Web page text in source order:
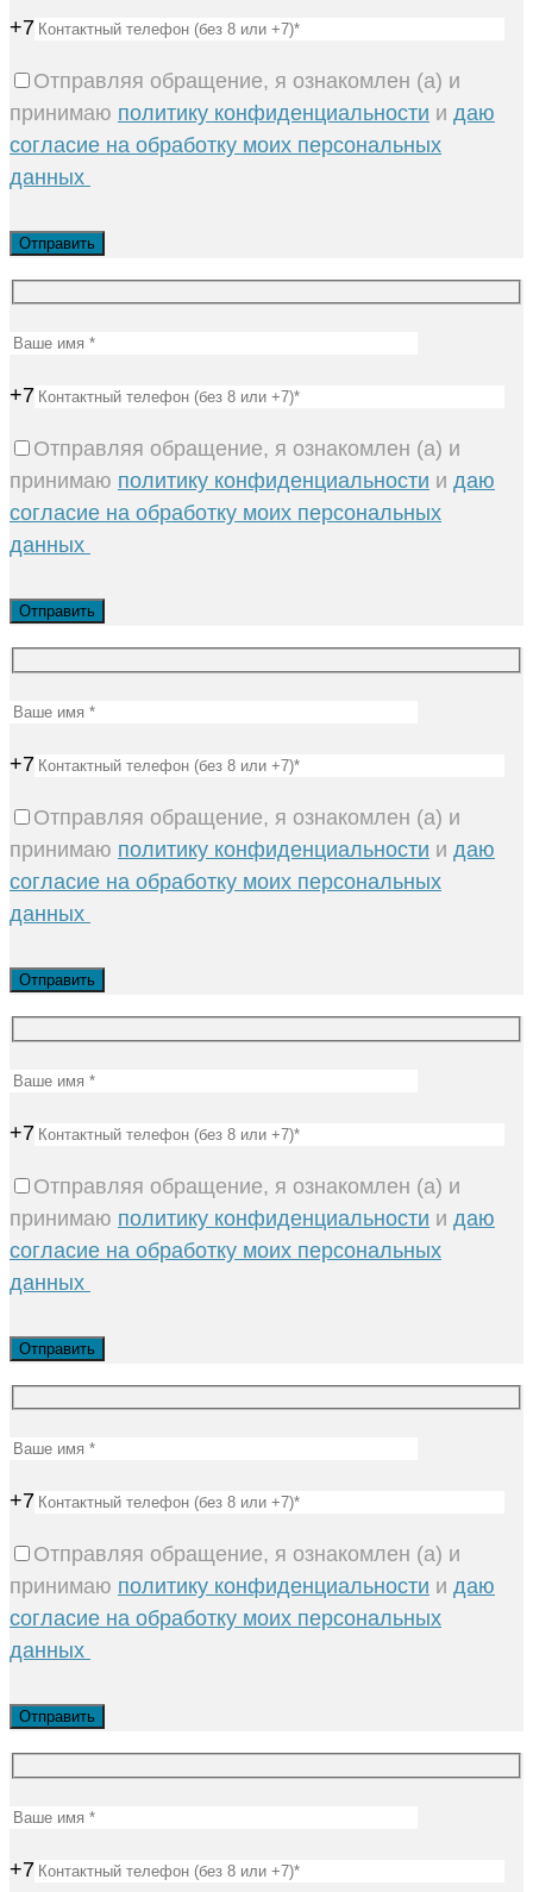
+7
Отправляя обращение, я ознакомлен (а) и
принимаю политику конфиденциальности и даю
согласие на обработку моих персональных
данных
+7
Отправляя обращение, я ознакомлен (а) и
принимаю политику конфиденциальности и даю
согласие на обработку моих персональных
данных
+7
Отправляя обращение, я ознакомлен (а) и
принимаю политику конфиденциальности и даю
согласие на обработку моих персональных
данных
+7
Отправляя обращение, я ознакомлен (а) и
принимаю политику конфиденциальности и даю
согласие на обработку моих персональных
данных
+7
Отправляя обращение, я ознакомлен (а) и
принимаю политику конфиденциальности и даю
согласие на обработку моих персональных
данных
+7